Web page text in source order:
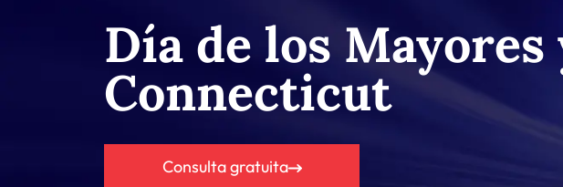
Día de los Mayores
Connecticut
Consulta gratuita